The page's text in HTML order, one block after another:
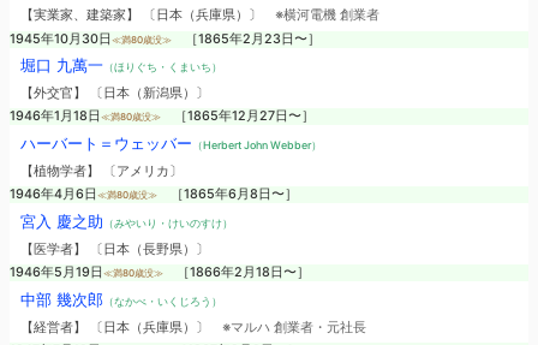
【実業家、建築家】 〔日本（兵庫県）〕 ※横河電機 創業者
1945年10月30日 ≪満80歳没≫ ［1865年2月23日〜］
堀口 九萬一（ほりぐち・くまいち）
【外交官】 〔日本（新潟県）〕
1946年1月18日 ≪満80歳没≫ ［1865年12月27日〜］
ハーバート＝ウェッバー （Herbert John Webber）
【植物学者】 〔アメリカ〕
1946年4月6日 ≪満80歳没≫ ［1865年6月8日〜］
宮入 慶之助 （みやいり・けいのすけ）
【医学者】 〔日本（長野県）〕
1946年5月19日 ≪満80歳没≫ ［1866年2月18日〜］
中部 幾次郎（なかべ・いくじろう）
【経営者】 〔日本（兵庫県）〕 ※マルハ 創業者・元社長